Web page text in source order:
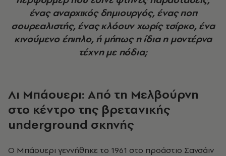
ένας αναρχικός δημιουργός, ένας ποπ
σουρεαλιστής, ένας κλόουν χωρίς τσίρκο, ένα
κινούμενο έπιπλο, ή μήπως η ίδια η μοντέρνα
τέχνη με πόδια;
Λι Μπάουερι: Από τη Μελβούρνη
στο κέντρο της βρετανικής
underground σκηνής
Ο Μπάουερι γεννήθηκε το 1961 στο προάστιο Σανσάιν